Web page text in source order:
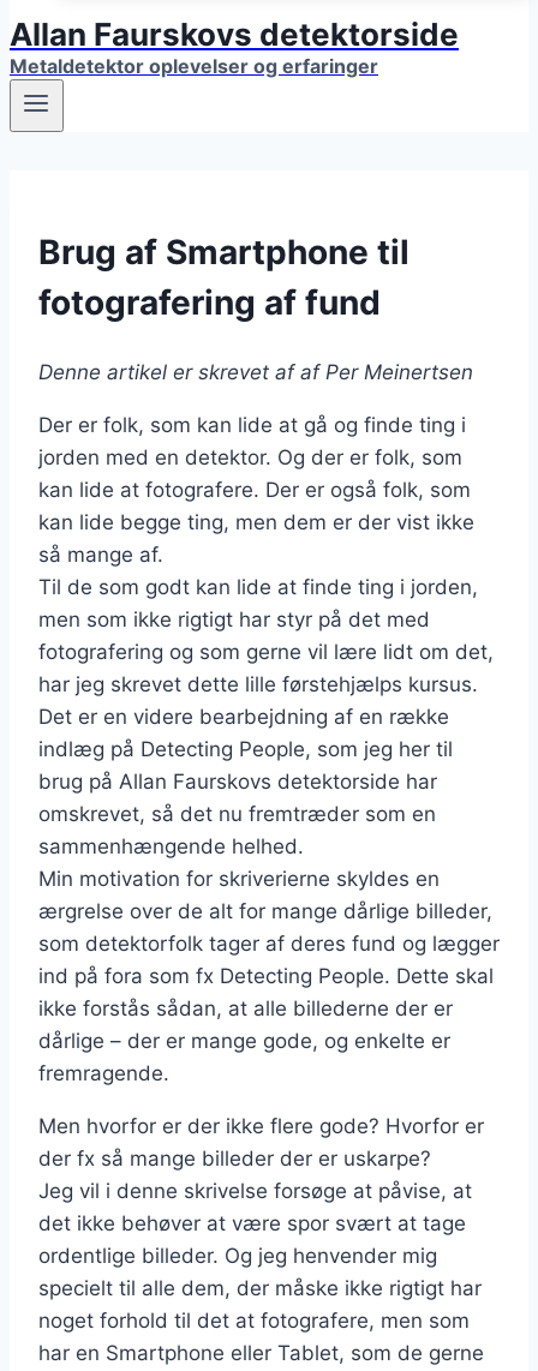
Allan Faurskovs detektorside
Metaldetektor oplevelser og erfaringer
Brug af Smartphone til
fotografering af fund
Denne artikel er skrevet af af Per Meinertsen
Der er folk, som kan lide at gå og finde ting i
jorden med en detektor. Og der er folk, som
kan lide at fotografere. Der er også folk, som
kan lide begge ting, men dem er der vist ikke
så mange af.
Til de som godt kan lide at finde ting i jorden,
men som ikke rigtigt har styr på det med
fotografering og som gerne vil lære lidt om det,
har jeg skrevet dette lille førstehjælps kursus.
Det er en videre bearbejdning af en række
indlæg på Detecting People, som jeg her til
brug på Allan Faurskovs detektorside har
omskrevet, så det nu fremtræder som en
sammenhængende helhed.
Min motivation for skriverierne skyldes en
ærgrelse over de alt for mange dårlige billeder,
som detektorfolk tager af deres fund og lægger
ind på fora som fx Detecting People. Dette skal
ikke forstås sådan, at alle billederne der er
dårlige – der er mange gode, og enkelte er
fremragende.
Men hvorfor er der ikke flere gode? Hvorfor er
der fx så mange billeder der er uskarpe?
Jeg vil i denne skrivelse forsøge at påvise, at
det ikke behøver at være spor svært at tage
ordentlige billeder. Og jeg henvender mig
specielt til alle dem, der måske ikke rigtigt har
noget forhold til det at fotografere, men som
har en Smartphone eller Tablet, som de gerne